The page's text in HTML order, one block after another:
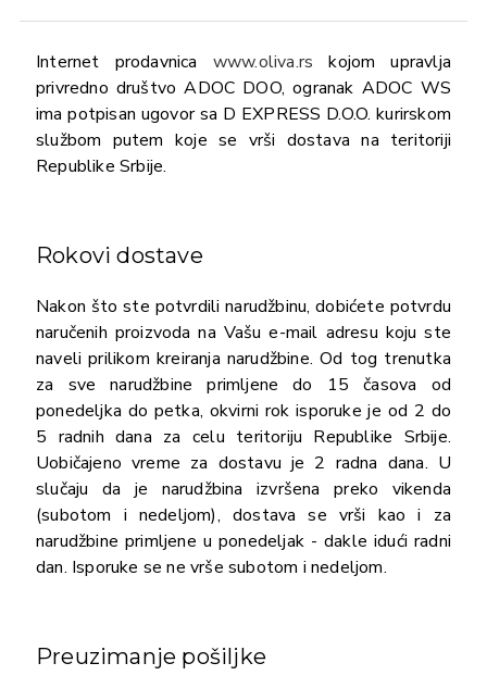
Internet prodavnica www.oliva.rs kojom upravlja
privredno društvo ADOC DOO, ogranak ADOC WS
ima potpisan ugovor sa D EXPRESS D.O.O. kurirskom
službom putem koje se vrši dostava na teritoriji
Republike Srbije.
Rokovi dostave
Nakon što ste potvrdili narudžbinu, dobićete potvrdu
naručenih proizvoda na Vašu e-mail adresu koju ste
naveli prilikom kreiranja narudžbine. Od tog trenutka
za sve narudžbine primljene do 15 časova od
ponedeljka do petka, okvirni rok isporuke je od 2 do
5 radnih dana za celu teritoriju Republike Srbije.
Uobičajeno vreme za dostavu je 2 radna dana. U
slučaju da je narudžbina izvršena preko vikenda
(subotom i nedeljom), dostava se vrši kao i za
narudžbine primljene u ponedeljak - dakle idući radni
dan. Isporuke se ne vrše subotom i nedeljom.
Preuzimanje pošiljke